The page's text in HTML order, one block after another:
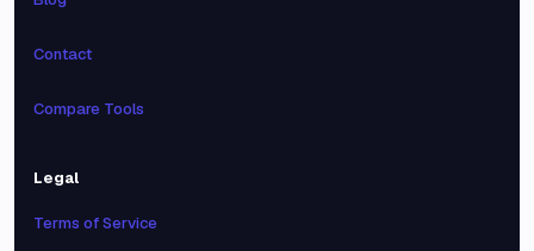
Contact
Compare Tools
Legal
Terms of Service